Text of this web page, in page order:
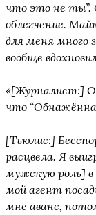
что это не ты”.
облегчение.
для меня много
вообще
«[Журналист:]
что “
[Тьюлис:]
расцвела. Я
мужскую роль] в
мой агент
мне аванс,